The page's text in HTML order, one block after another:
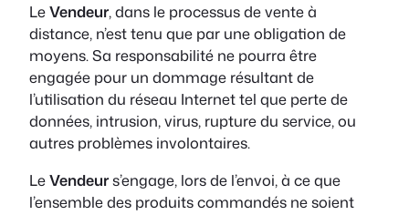
LeVendeur, dans le processus de vente à
distance, n’est tenu que par une obligation de
moyens. Sa responsabilité ne pourra être
engagée pour un dommage résultant de
l’utilisation du réseau Internet tel que perte de
données, intrusion, virus, rupture du service, ou
autres problèmes involontaires.
LeVendeurs’engage, lors de l’envoi, à ce que
l’ensemble des produits commandés ne soient